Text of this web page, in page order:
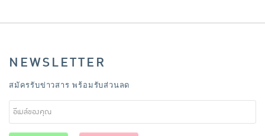
NEWSLETTER
สมัครรับข่าวสาร พร้อมรับส่วนลด